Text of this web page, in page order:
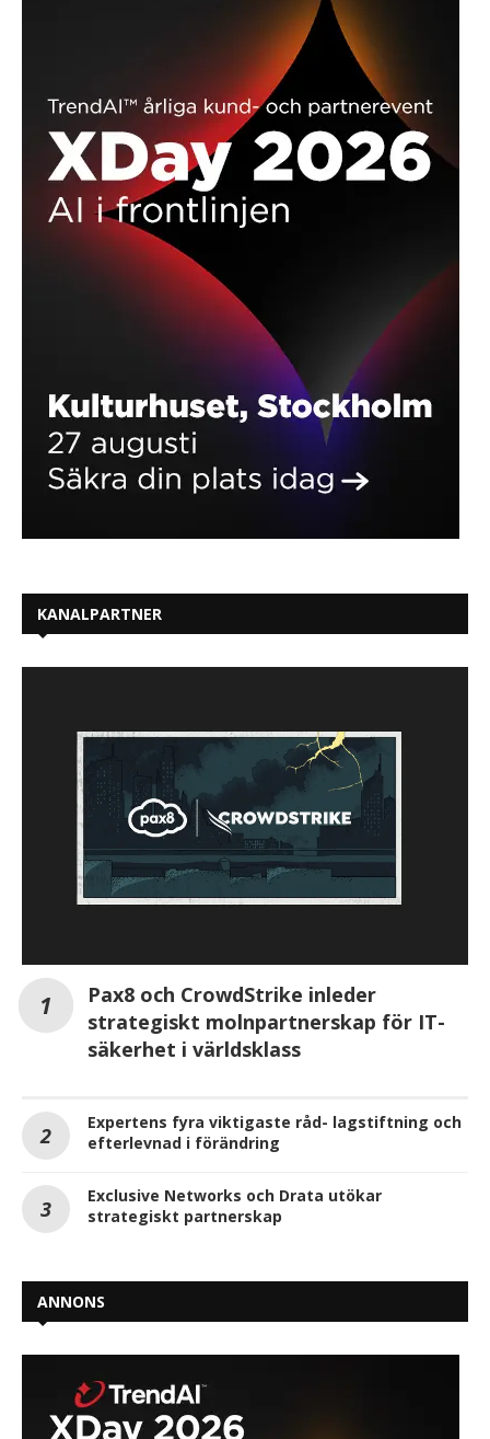
KANALPARTNER
Pax8 och CrowdStrike inleder
strategiskt molnpartnerskap för IT-
säkerhet i världsklass
Expertens fyra viktigaste råd- lagstiftning och
efterlevnad i förändring
Exclusive Networks och Drata utökar
strategiskt partnerskap
ANNONS